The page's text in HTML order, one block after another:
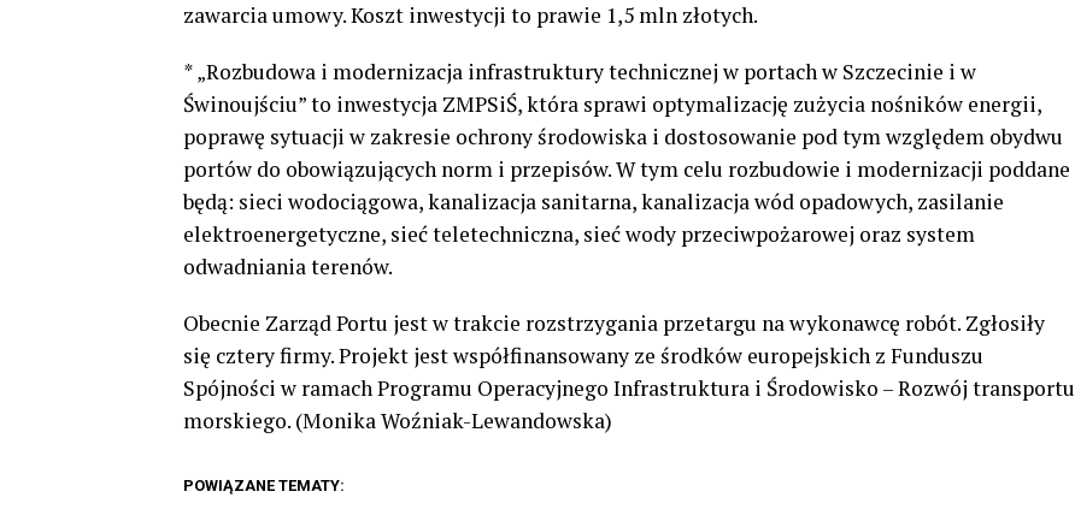
zawarcia umowy. Koszt inwestycji to prawie 1,5 mln złotych.
* „Rozbudowa i modernizacja infrastruktury technicznej w portach w Szczecinie i w
Świnoujściu” to inwestycja ZMPSiŚ, która sprawi optymalizację zużycia nośników energii,
poprawę sytuacji w zakresie ochrony środowiska i dostosowanie pod tym względem obydwu
portów do obowiązujących norm i przepisów. W tym celu rozbudowie i modernizacji poddane
będą: sieci wodociągowa, kanalizacja sanitarna, kanalizacja wód opadowych, zasilanie
elektroenergetyczne, sieć teletechniczna, sieć wody przeciwpożarowej oraz system
odwadniania terenów.
Obecnie Zarząd Portu jest w trakcie rozstrzygania przetargu na wykonawcę robót. Zgłosiły
się cztery firmy. Projekt jest współfinansowany ze środków europejskich z Funduszu
Spójności w ramach Programu Operacyjnego Infrastruktura i Środowisko – Rozwój transportu
morskiego. (Monika Woźniak-Lewandowska)
POWIĄZANE TEMATY: